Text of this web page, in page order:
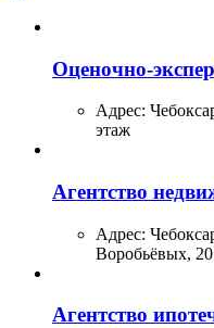
Оценочно-
Адрес:
этаж
Агентство
Адрес:
Воробьёвых, 20
Агентство